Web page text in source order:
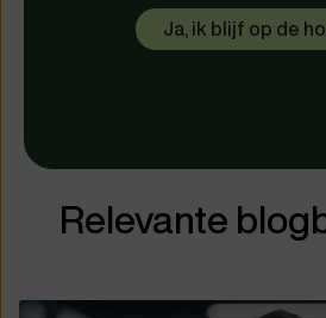
Relevante